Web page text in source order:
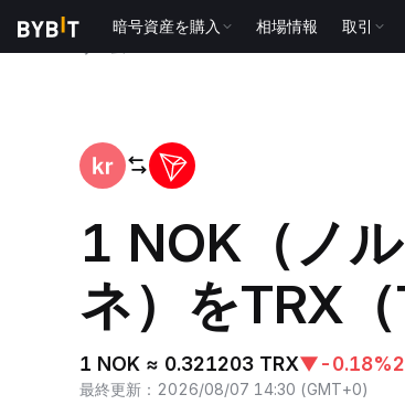
暗号資産を購入 相場情報 取引
1 NOK（ノ
ネ）をTRX
1 NOK ≈ 0.321203 TRX▼-0.18%
最終更新 ： 2026/08/07 14:30 (GMT+0)